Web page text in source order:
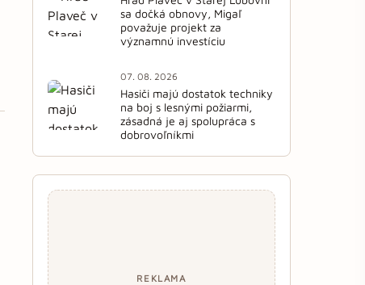
sa dočká obnovy, Migaľ
považuje projekt za
významnú investíciu
07. 08. 2026
Hasiči majú dostatok techniky
na boj s lesnými požiarmi,
zásadná je aj spolupráca s
dobrovoľníkmi
REKLAMA